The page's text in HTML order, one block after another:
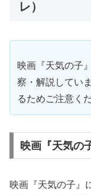
レ）
映画『天気の子
察・解説してい
るためご注意く
映画『天気の
映画『天気の子』